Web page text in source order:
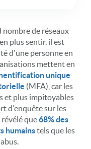
nombre de réseaux
plus sentir, il est
d'une personne en
mettent en
unique
(MFA), car les
et plus impitoyables
d'enquête sur les
que68% des
humainstels que les